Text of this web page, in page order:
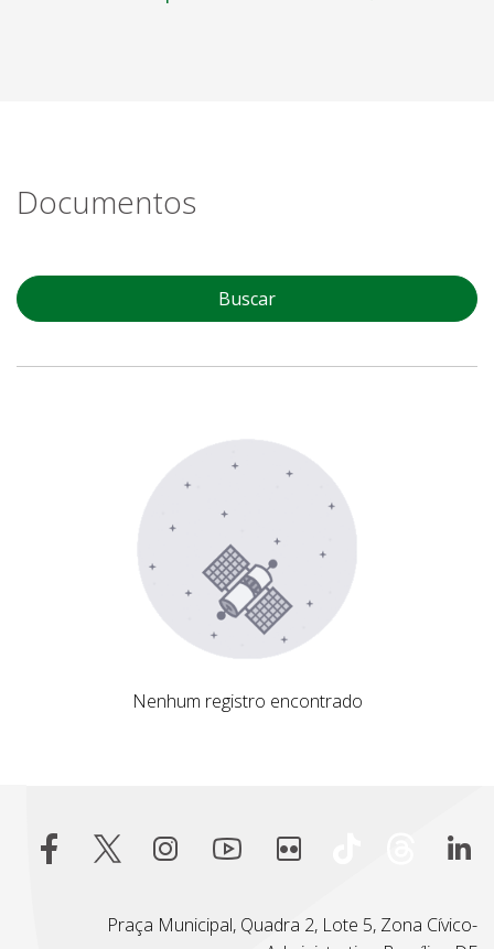
Documentos
Buscar
Nenhum registro encontrado
Nenhum registro encontrado
Praça Municipal, Quadra 2, Lote 5, Zona Cívico-